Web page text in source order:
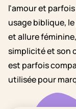
l'amour et
usage biblique,
et allure
simplicité et son
est parfois
utilisée pour